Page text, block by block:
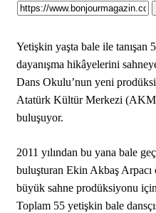
Yetişkin yaşta bale ile tanışan
dayanışma hikâyelerini
Dans Okulu’nun yeni
Atatürk Kültür Merkezi
buluşuyor.
2011 yılından bu yana bale
buluşturan Ekin Akbaş
büyük sahne prodüksiyonu için
Toplam 55 yetişkin bale